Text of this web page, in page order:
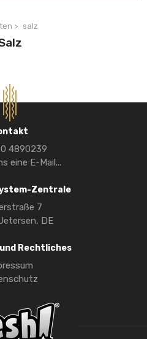
> salz
4890239
eine E-Mail...
Zentrale
7
DE
Rechtliches